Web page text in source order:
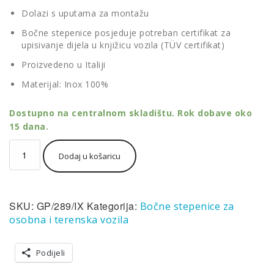
Dolazi s uputama za montažu
Bočne stepenice posjeduje potreban certifikat za
upisivanje dijela u knjižicu vozila (TÜV certifikat)
Proizvedeno u Italiji
Materijal: Inox 100%
Dostupno na centralnom skladištu. Rok dobave oko
15 dana.
Misutonida
bočne
stepenice
za
Audi
2008-
2015
Dodaj u košaricu
SKU: GP/289/IX Kategorija: Bočne stepenice za
osobna i terenska vozila
Podijeli